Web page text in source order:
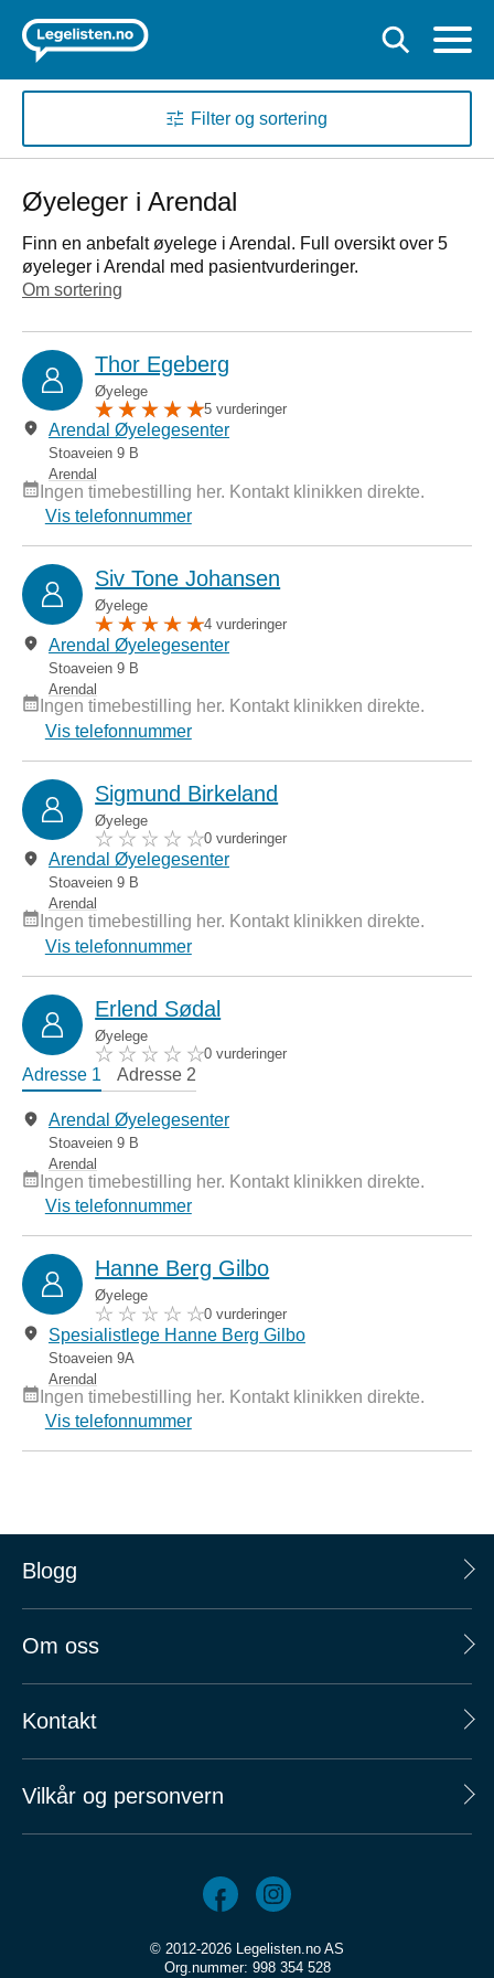
Filter og sortering
Øyeleger i Arendal
Finn en anbefalt øyelege i Arendal. Full oversikt over 5
øyeleger i Arendal med pasientvurderinger.
Om sortering
Thor Egeberg
Øyelege
5 vurderinger
Arendal Øyelegesenter
Stoaveien 9 B
Arendal
Ingen timebestilling her. Kontakt klinikken direkte.
Vis telefonnummer
Siv Tone Johansen
Øyelege
4 vurderinger
Arendal Øyelegesenter
Stoaveien 9 B
Arendal
Ingen timebestilling her. Kontakt klinikken direkte.
Vis telefonnummer
Sigmund Birkeland
Øyelege
0 vurderinger
Arendal Øyelegesenter
Stoaveien 9 B
Arendal
Ingen timebestilling her. Kontakt klinikken direkte.
Vis telefonnummer
Erlend Sødal
Øyelege
0 vurderinger
Adresse 1 Adresse 2
Arendal Øyelegesenter
Stoaveien 9 B
Arendal
Ingen timebestilling her. Kontakt klinikken direkte.
Vis telefonnummer
Hanne Berg Gilbo
Øyelege
0 vurderinger
Spesialistlege Hanne Berg Gilbo
Stoaveien 9A
Arendal
Ingen timebestilling her. Kontakt klinikken direkte.
Vis telefonnummer
Blogg
Om oss
Kontakt
Vilkår og personvern
© 2012-2026 Legelisten.no AS
Org.nummer: 998 354 528